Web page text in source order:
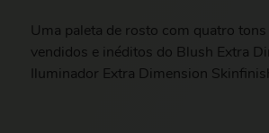
Uma paleta de rosto com quatro
vendidos e inéditos do Blush Extra
Iluminador Extra Dimension